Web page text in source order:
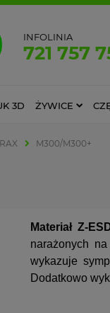
INFOLINIA
721 757
3D ŻYWICE
M300/M300+
Materiał Z-
narażonych
wykazuje
Dodatkowo